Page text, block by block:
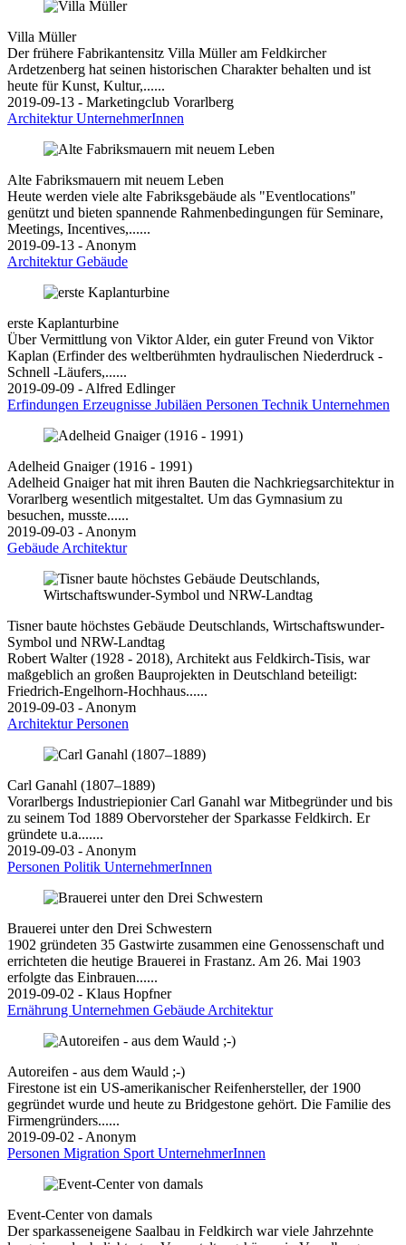
Villa Müller
Der frühere Fabrikantensitz Villa Müller am Feldkircher
Ardetzenberg hat seinen historischen Charakter behalten und ist
heute für Kunst, Kultur,......
2019-09-13 - Marketingclub Vorarlberg
ArchitekturUnternehmerInnen
Alte Fabriksmauern mit neuem Leben
Heute werden viele alte Fabriksgebäude als "Eventlocations"
genützt und bieten spannende Rahmenbedingungen für Seminare,
Meetings, Incentives,......
2019-09-13 - Anonym
ArchitekturGebäude
erste Kaplanturbine
Über Vermittlung von Viktor Alder, ein guter Freund von Viktor
Kaplan (Erfinder des weltberühmten hydraulischen Niederdruck -
Schnell -Läufers,......
2019-09-09 - Alfred Edlinger
Erfindungen Erzeugnisse Jubiläen Personen Technik Unternehmen
Adelheid Gnaiger (1916 - 1991)
Adelheid Gnaiger hat mit ihren Bauten die Nachkriegsarchitektur in
Vorarlberg wesentlich mitgestaltet. Um das Gymnasium zu
besuchen, musste......
2019-09-03 - Anonym
Gebäude Architektur
Tisner baute höchstes Gebäude Deutschlands, Wirtschaftswunder-
Symbol und NRW-Landtag
Robert Walter (1928 - 2018), Architekt aus Feldkirch-Tisis, war
maßgeblich an großen Bauprojekten in Deutschland beteiligt:
Friedrich-Engelhorn-Hochhaus......
2019-09-03 - Anonym
ArchitekturPersonen
Carl Ganahl (1807–1889)
Vorarlbergs Industriepionier Carl Ganahl war Mitbegründer und bis
zu seinem Tod 1889 Obervorsteher der Sparkasse Feldkirch. Er
gründete u.a.......
2019-09-03 - Anonym
Personen Politik UnternehmerInnen
Brauerei unter den Drei Schwestern
1902 gründeten 35 Gastwirte zusammen eine Genossenschaft und
errichteten die heutige Brauerei in Frastanz. Am 26. Mai 1903
erfolgte das Einbrauen......
2019-09-02 - Klaus Hopfner
Ernährung Unternehmen Gebäude Architektur
Autoreifen - aus dem Wauld ;-)
Firestone ist ein US-amerikanischer Reifenhersteller, der 1900
gegründet wurde und heute zu Bridgestone gehört. Die Familie des
Firmengründers......
2019-09-02 - Anonym
Personen Migration Sport UnternehmerInnen
Event-Center von damals
Der sparkasseneigene Saalbau in Feldkirch war viele Jahrzehnte